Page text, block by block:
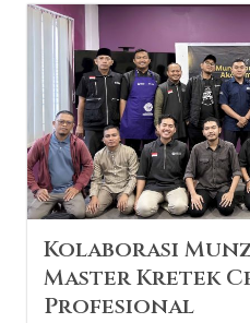
Kolaborasi
Master Kretek
Profesional